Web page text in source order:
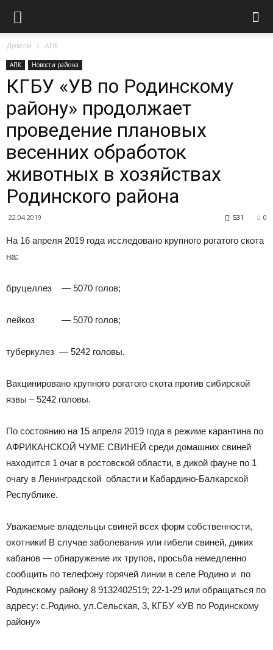
Домой АПК
АПК Новости района
КГБУ «УВ по Родинскому
району» продолжает
проведение плановых
весенних обработок
животных в хозяйствах
Родинского района
22.04.2019 0
531
На 16 апреля 2019 года исследовано крупного рогатого скота
на:
бруцеллез — 5070 голов;
лейкоз — 5070 голов;
туберкулез — 5242 головы.
Вакцинировано крупного рогатого скота против сибирской
язвы – 5242 головы.
По состоянию на 15 апреля 2019 года в режиме карантина по
АФРИКАНСКОЙ ЧУМЕ СВИНЕЙ среди домашних свиней
находится 1 очаг в ростовской области, в дикой фауне по 1
очагу в Ленинградской области и Кабардино-Балкарской
Республике.
Уважаемые владельцы свиней всех форм собственности,
охотники! В случае заболевания или гибели свиней, диких
кабанов — обнаружение их трупов, просьба немедленно
сообщить по телефону горячей линии в селе Родино и по
Родинскому району 8 9132402519; 22-1-29 или обращаться по
адресу: с.Родино, ул.Сельская, 3, КГБУ «УВ по Родинскому
району»